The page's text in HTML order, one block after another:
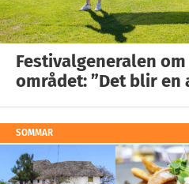
Festivalgeneralen
området: ”Det blir en
SOMMAR